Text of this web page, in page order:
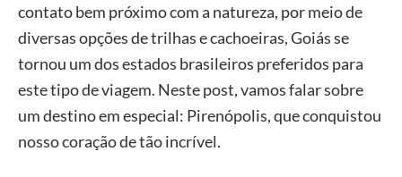
contato bem próximo com a natureza, por meio de
diversas opções de trilhas e cachoeiras, Goiás se
tornou um dos estados brasileiros preferidos para
este tipo de viagem. Neste post, vamos falar sobre
um destino em especial: Pirenópolis, que conquistou
nosso coração de tão incrível.